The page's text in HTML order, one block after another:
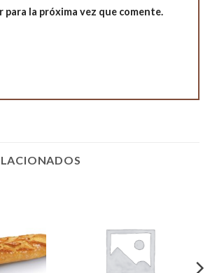
para la próxima vez que comente.